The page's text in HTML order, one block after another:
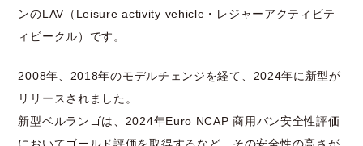
ンのLAV（Leisure activity vehicle・レジャーアクティビテ
ィビークル）です。
2008年、2018年のモデルチェンジを経て、2024年に新型が
リリースされました。
新型ベルランゴは、2024年Euro NCAP 商用バン安全性評価